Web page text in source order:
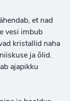
et nad
vesi imbub
kristallid naha
ja õlid.
ajapikku